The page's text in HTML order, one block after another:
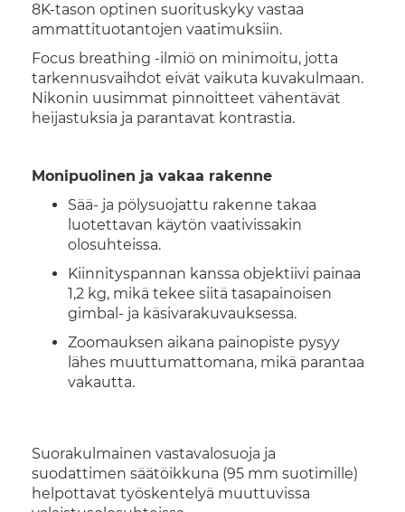
8K-tason optinen suorituskyky vastaa
ammattituotantojen vaatimuksiin.
Focus breathing -ilmiö on minimoitu, jotta
tarkennusvaihdot eivät vaikuta kuvakulmaan.
Nikonin uusimmat pinnoitteet vähentävät
heijastuksia ja parantavat kontrastia.
Monipuolinen ja vakaa rakenne
Sää- ja pölysuojattu rakenne takaa
luotettavan käytön vaativissakin
olosuhteissa.
Kiinnityspannan kanssa objektiivi painaa
1,2 kg, mikä tekee siitä tasapainoisen
gimbal- ja käsivarakuvauksessa.
Zoomauksen aikana painopiste pysyy
lähes muuttumattomana, mikä parantaa
vakautta.
Suorakulmainen vastavalosuoja ja
suodattimen säätöikkuna (95 mm suotimille)
helpottavat työskentelyä muuttuvissa